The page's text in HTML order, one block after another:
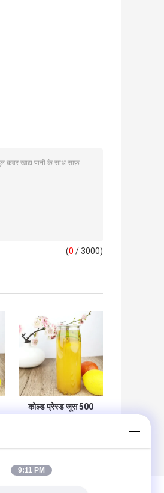
(0 / 3000)
कोल्ड प्रेस्ड जूस 500
9:11 PM